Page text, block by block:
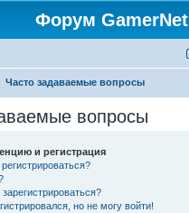
Форум GamerNet
Часто задаваемые вопросы
вопросы
и регистрация
но не могу войти!